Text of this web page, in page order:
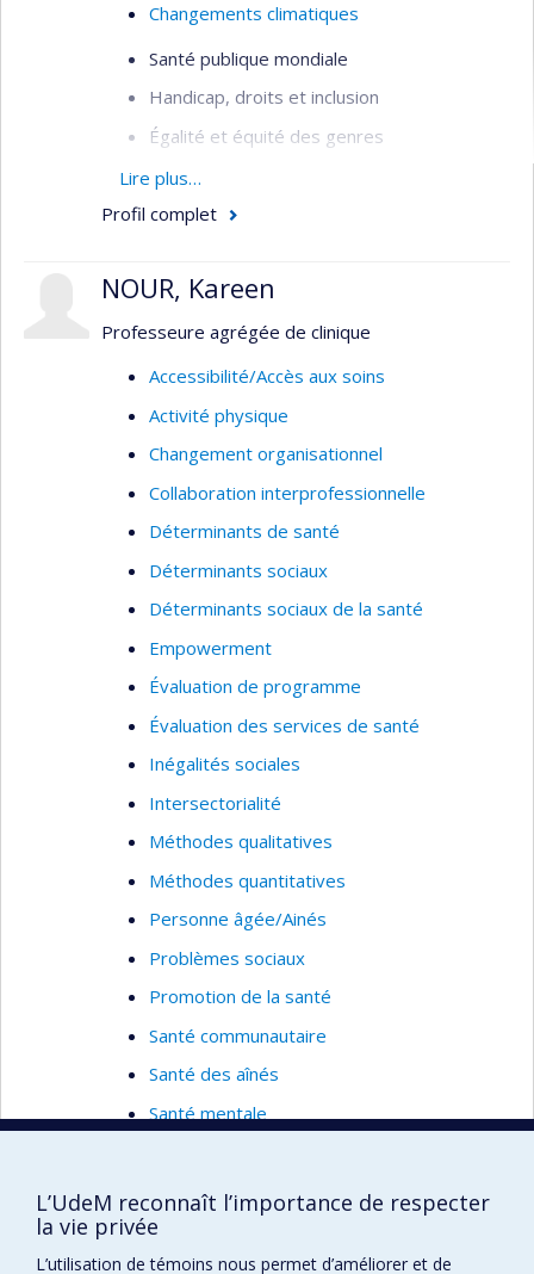
Changements climatiques
Santé publique mondiale
Handicap, droits et inclusion
Égalité et équité des genres
Intersectionnalité
Analyse intersectionnelle des politiques
Équité et justice sociale
Santé sexuelle et reproductive
marginalisées
Gouvernance mondiale de la santé relative
à la COVID-19
Déterminants structurels et sociaux de la
santé
Recherche qualitative
Étude de cas
Méthodes mixtes
Mobilisation et échange des connaissances
Lire plus…
Profil complet
NOUR, Kareen
Professeure agrégée de clinique
Accessibilité/Accès aux soins
Activité physique
Changement organisationnel
Collaboration interprofessionnelle
Déterminants de santé
Déterminants sociaux
Déterminants sociaux de la santé
Empowerment
Évaluation de programme
Évaluation des services de santé
Inégalités sociales
Intersectorialité
Méthodes qualitatives
Méthodes quantitatives
Personne âgée/Ainés
Problèmes sociaux
Promotion de la santé
Santé communautaire
Santé des aînés
Santé mentale
Profil complet
L’UdeM reconnaît l’importance de respecter
la vie privée
L’utilisation de témoins nous permet d’améliorer et de